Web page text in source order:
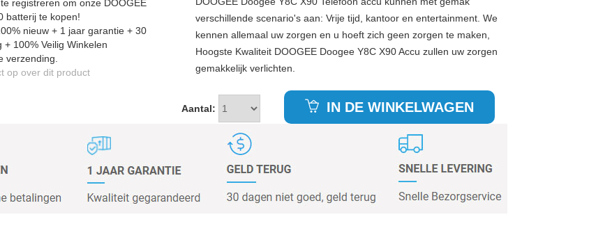
registreren om onze DOOGEE
batterij te kopen!
nieuw + 1 jaar garantie + 30
100% Veilig Winkelen
verzending.
op over dit product
verschillende scenario's aan: Vrije tijd, kantoor en entertainment. We
kennen allemaal uw zorgen en u hoeft zich geen zorgen te maken,
Hoogste Kwaliteit DOOGEE Doogee Y8C X90 Accu zullen uw zorgen
gemakkelijk verlichten.
Aantal: IN DE WINKELWAGEN